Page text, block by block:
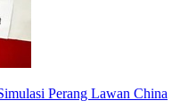
Perang Lawan China